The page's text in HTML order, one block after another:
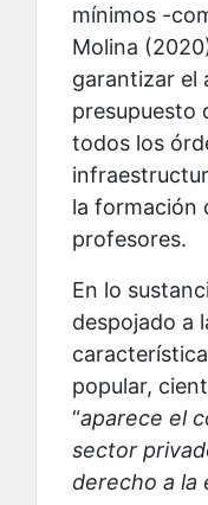
mínimos -
Molina
garantizar el
presupuesto
todos los
la formación
profesores.
En lo
despojado a
popular,
“aparece el
sector
derecho a la